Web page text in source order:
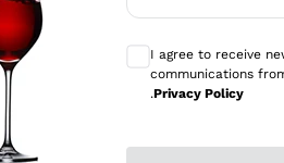
professionalità
I agree to receive
communications
.Privacy Policy